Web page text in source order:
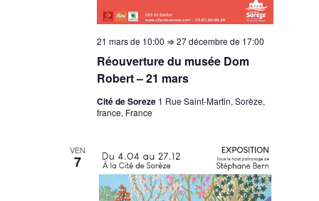
Réouverture du musée Dom
Robert – 21 mars
21 mars de 10:00 ⇒27 décembre de 17:00
Cité de Soreze 1 Rue Saint-Martin, Sorèze,
france, France
VEN
7